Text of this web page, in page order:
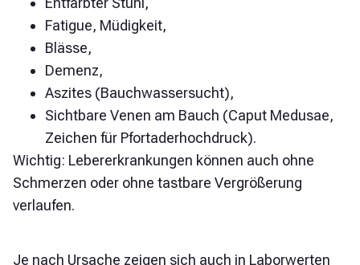
Fatigue, Müdigkeit,
Blässe,
Demenz,
Aszites (Bauchwassersucht),
Sichtbare Venen am Bauch (Caput Medusae,
Zeichen für Pfortaderhochdruck).
Wichtig: Lebererkrankungen können auch ohne
Schmerzen oder ohne tastbare Vergrößerung
verlaufen.
Je nach Ursache zeigen sich auch in Laborwerten